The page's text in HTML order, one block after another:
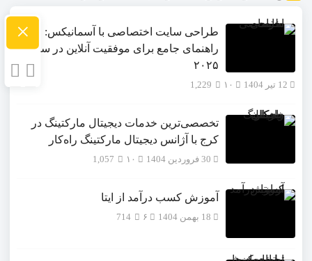
طراحی سایت اختصاصی با آسمانیکس:
راهنمای جامع برای موفقیت آنلاین در سال
۲۰۲۵
12 تیر 1404 1,229
تخصصی‌ترین خدمات دیجیتال مارکتینگ در
کرج با آژانس دیجیتال مارکتینگ راه‌کار
30 فروردین 1404 1,057
آموزش کسب درآمد از ایتا
18 بهمن 1404 714
×